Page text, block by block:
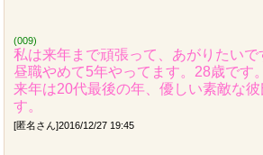
(009)
私は来年まで頑張って、あがりたいで
昼職やめて5年やってます。28歳です。
来年は20代最後の年、優しい素敵な
す。
[匿名さん]2016/12/27 19:45